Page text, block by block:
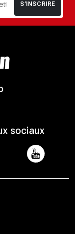
S’INSCRIRE
sociaux